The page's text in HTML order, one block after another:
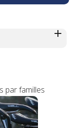
par familles